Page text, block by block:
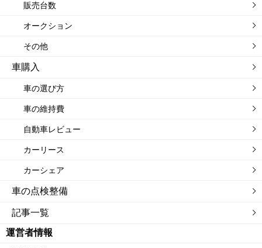
販売台数
オークション
その他
車購入
車の選び方
車の維持費
自動車レビュー
カーリース
カーシェア
車の点検整備
記事一覧
運営者情報